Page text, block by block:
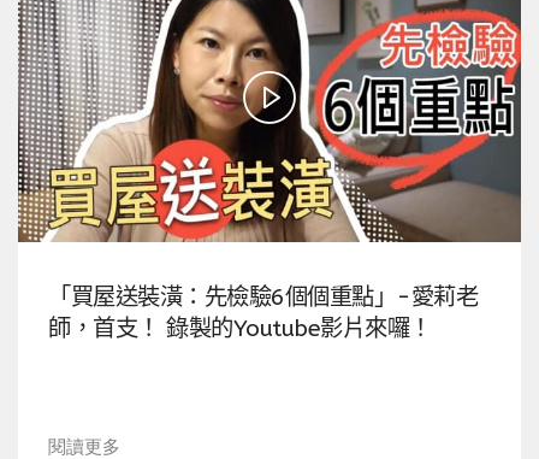
「買屋送裝潢：先檢驗6個個重點」-愛莉老
師，首支！ 錄製的Youtube影片來囉！
閱讀更多